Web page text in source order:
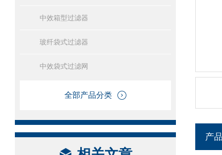
中效箱型过滤器
玻纤袋式过滤器
中效袋式过滤网
全部产品分类
产